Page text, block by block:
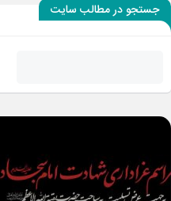
جستجو در مطالب سایت